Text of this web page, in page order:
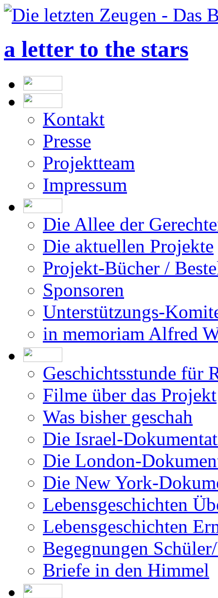
a letter to the stars
Kontakt
Presse
Projektteam
Impressum
Die Allee der
Die aktuellen Projekte
Projekt-Bücher /
Sponsoren
Unterstützungs-
in memoriam Alfred
Geschichtsstunde für
Filme über das Projekt
Was bisher geschah
Die Israel-
Die London-
Die New York-
Lebensgeschichten
Lebensgeschichten
Begegnungen
Briefe in den Himmel